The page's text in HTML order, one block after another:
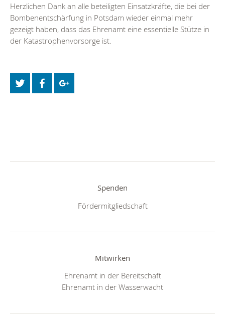
Herzlichen Dank an alle beteiligten Einsatzkräfte, die bei der
Bombenentschärfung in Potsdam wieder einmal mehr
gezeigt haben, dass das Ehrenamt eine essentielle Stütze in
der Katastrophenvorsorge ist.
Spenden
Fördermitgliedschaft
Mitwirken
Ehrenamt in der Bereitschaft
Ehrenamt in der Wasserwacht